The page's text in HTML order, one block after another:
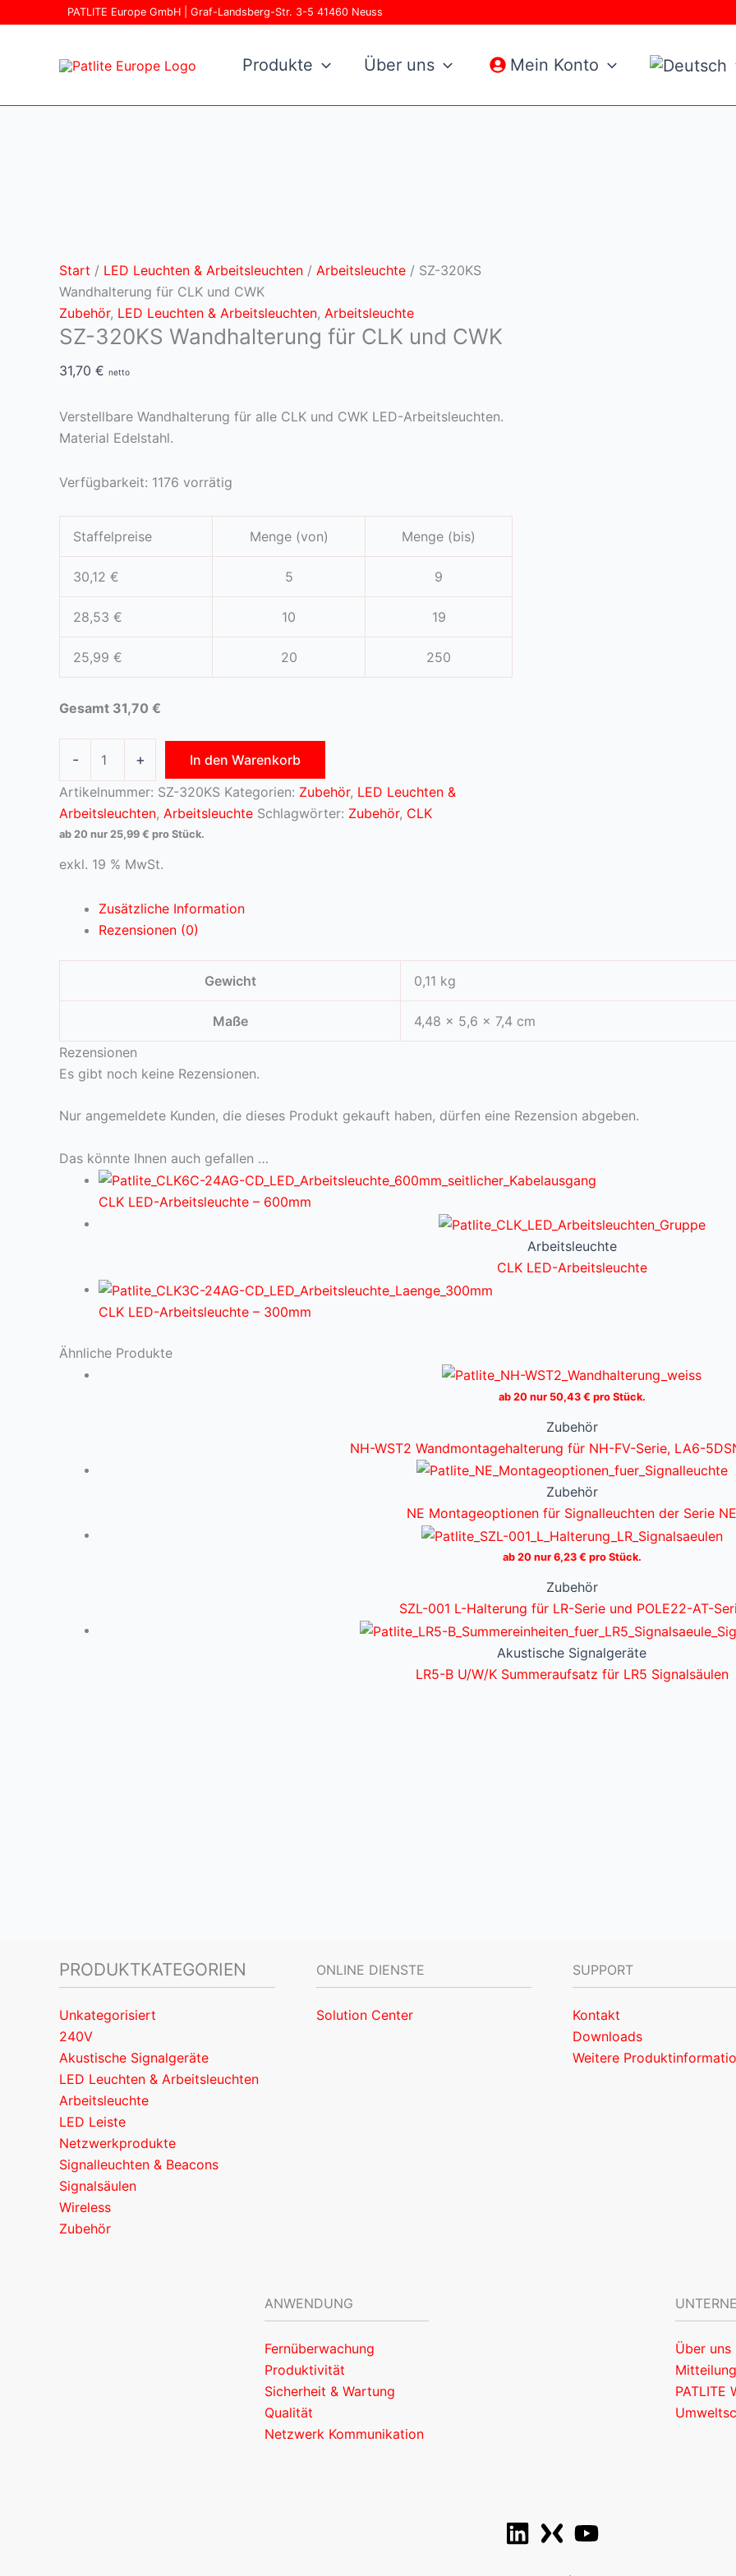
PATLITE Europe GmbH | Graf-Landsberg-Str. 3-5 41460 Neuss
Produkte Über uns Mein Konto
Start / LED Leuchten & Arbeitsleuchten / Arbeitsleuchte / SZ-320KS
Wandhalterung für CLK und CWK
Zubehör, LED Leuchten & Arbeitsleuchten, Arbeitsleuchte
SZ-320KS Wandhalterung für CLK und CWK
31,70 € netto
Verstellbare Wandhalterung für alle CLK und CWK LED-Arbeitsleuchten.
Material Edelstahl.
Verfügbarkeit: 1176 vorrätig
Staffelpreise Menge (von) Menge (bis)
30,12 € 5 9
28,53 € 10 19
25,99 € 20 250
Gesamt 31,70 €
-
SZ-
für
+
In den Warenkorb
Artikelnummer: SZ-320KS Kategorien: Zubehör, LED Leuchten &
Arbeitsleuchten, Arbeitsleuchte Schlagwörter: Zubehör, CLK
ab 20 nur 25,99 € pro Stück.
exkl. 19 % MwSt.
Zusätzliche Information
Rezensionen (0)
Gewicht 0,11 kg
Maße
4,48 × 5,6 × 7,4 cm
Rezensionen
Es gibt noch keine Rezensionen.
Nur angemeldete Kunden, die dieses Produkt gekauft haben, dürfen eine Rezension abgeben.
Das könnte Ihnen auch gefallen …
CLK LED-Arbeitsleuchte – 600mm
Arbeitsleuchte
CLK LED-Arbeitsleuchte
CLK LED-Arbeitsleuchte – 300mm
Ähnliche Produkte
ab 20 nur 50,43 € pro Stück.
Zubehör
NH-WST2 Wandmontagehalterung für NH-FV-Serie, LA6-
Zubehör
NE Montageoptionen für Signalleuchten der Serie NE
ab 20 nur 6,23 € pro Stück.
Zubehör
SZL-001 L-Halterung für LR-Serie und POLE22-AT-
Akustische Signalgeräte
LR5-B U/W/K Summeraufsatz für LR5 Signalsäulen
PRODUKTKATEGORIEN
Unkategorisiert
240V
Akustische Signalgeräte
LED Leuchten & Arbeitsleuchten
Arbeitsleuchte
LED Leiste
Netzwerkprodukte
Signalleuchten & Beacons
Signalsäulen
Wireless
Zubehör
ONLINE DIENSTE
Solution Center
SUPPORT
Kontakt
Downloads
Weitere
ANWENDUNG
Fernüberwachung
Produktivität
Sicherheit & Wartung
Qualität
Netzwerk Kommunikation
Über uns
PATLITE